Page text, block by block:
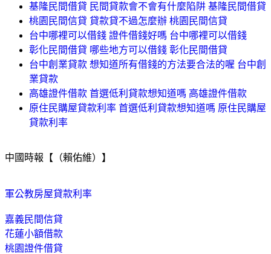
基隆民間借貸 民間貸款會不會有什麼陷阱 基隆民間借貸
桃園民間信貸 貸款貸不過怎麼辦 桃園民間信貸
台中哪裡可以借錢 證件借錢好嗎 台中哪裡可以借錢
彰化民間借貸 哪些地方可以借錢 彰化民間借貸
台中創業貸款 想知道所有借錢的方法要合法的喔 台中創
業貸款
高雄證件借款 首選低利貸款想知道嗎 高雄證件借款
原住民購屋貸款利率 首選低利貸款想知道嗎 原住民購屋
貸款利率
中國時報【（賴佑維）】
軍公教房屋貸款利率
嘉義民間信貸
花蓮小額借款
桃園證件借貸